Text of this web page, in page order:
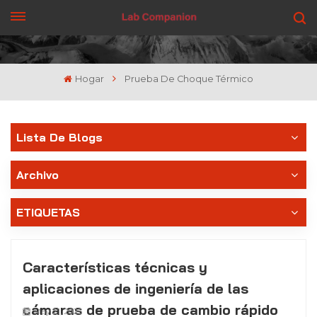
CONSIGUE UNA COTIZACIÓN
Hogar Prueba De Choque Térmico
Lista De Blogs
Archivo
ETIQUETAS
Características técnicas y
aplicaciones de ingeniería de las
cámaras de prueba de cambio rápido
May 21, 2025